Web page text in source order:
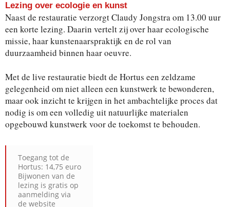
Lezing over ecologie en kunst
Naast de restauratie verzorgt Claudy Jongstra om 13.00 uur
een korte lezing. Daarin vertelt zij over haar ecologische
missie, haar kunstenaarspraktijk en de rol van
duurzaamheid binnen haar oeuvre.
Met de live restauratie biedt de Hortus een zeldzame
gelegenheid om niet alleen een kunstwerk te bewonderen,
maar ook inzicht te krijgen in het ambachtelijke proces dat
nodig is om een volledig uit natuurlijke materialen
opgebouwd kunstwerk voor de toekomst te behouden.
Toegang tot de
Hortus: 14,75 euro
Bijwonen van de
lezing is gratis op
aanmelding via
de website